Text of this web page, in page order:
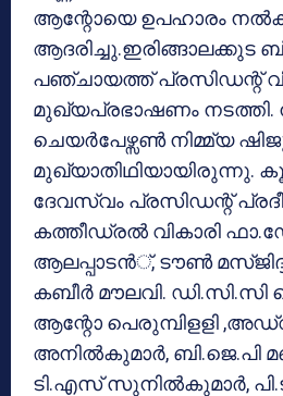
ആന്റോയെ ഉപഹാരം
ആദരിച്ചു.ഇരിങ്ങാലക്കുട
പഞ്ചായത്ത് പ്രസിഡന്റ്
മുഖ്യപ്രഭാഷണം
ചെയര്‍പേഴ്സണ്‍ നിമ്മ്യ
മുഖ്യാതിഥിയായിരുന്നു.
ദേവസ്വം പ്രസിഡന്റ്
കത്തീഡ്രല്‍ വികാരി
ആലപ്പാടന്‍്, ടൗണ്‍
കബീര്‍ മൗലവി. ഡി.സി.സി
ആന്റോ പെരുമ്പിളളി
അനില്‍കുമാര്‍, ബി.ജെ.പി
ടി.എസ് സുനില്‍കുമാര്‍,